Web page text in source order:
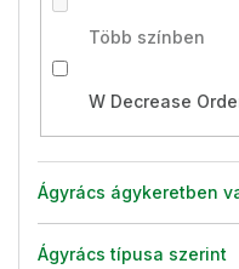
Több színben
W Decrease
Ágyrács ágykeretben
Ágyrács típusa szerint